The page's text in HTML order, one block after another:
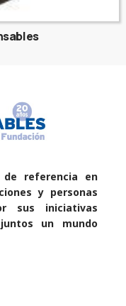
de referencia en
y personas
sus iniciativas
un mundo